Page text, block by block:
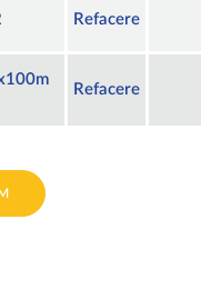
Refacere
Refacere